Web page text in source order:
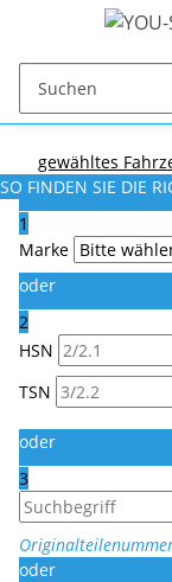
gewähltes
SO FINDEN SIE DIE
1
Marke
oder
2
HSN
TSN
oder
3
oder